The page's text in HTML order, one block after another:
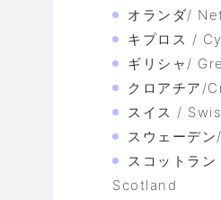
オランダ/
キプロス /
ギリシャ/
クロアチア/
スイス /
スウェーデ
スコットラン
Scotland